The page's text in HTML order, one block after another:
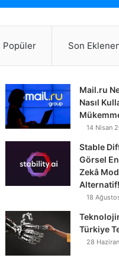
Popüler Son
Mail.ru
Nasıl
14 Nisan
Stable
Görsel
Zekâ
Alternatif!
18
Türkiye
28